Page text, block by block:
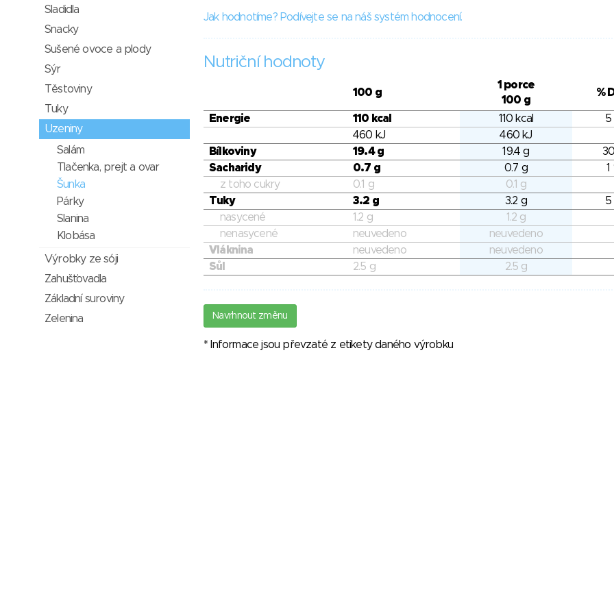
Jak hodnotíme? Podívejte se na náš systém hodnocení.
Nutriční hodnoty
100 g
1 porce
100 g
%
Energie 110 kcal 110 kcal
5
460 kJ
460 kJ
Bílkoviny
19.4 g 19.4 g
Sacharidy
0.7 g 0.7 g
1
z toho cukry
0.1 g
0.1 g
Tuky
3.2 g 3.2 g
5
nasycené
1.2 g
1.2 g
nenasycené
neuvedeno
neuvedeno
Vláknina
neuvedeno
neuvedeno
Sůl
2.5 g 2.5 g
Navrhnout změnu
* Informace jsou převzaté z etikety daného výrobku
Sladidla
Snacky
Sušené ovoce a plody
Sýr
Těstoviny
Tuky
Uzeniny
Salám
Tlačenka, prejt a ovar
Šunka
Párky
Slanina
Klobása
Výrobky ze sóji
Zahušťovadla
Základní suroviny
Zelenina